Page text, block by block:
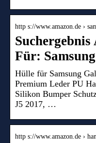
http s://www.amazon.de ›
Für:
Hülle für Samsung
Premium Leder PU
Silikon Bumper
J5 2017, …
http s://www.amazon.de ›